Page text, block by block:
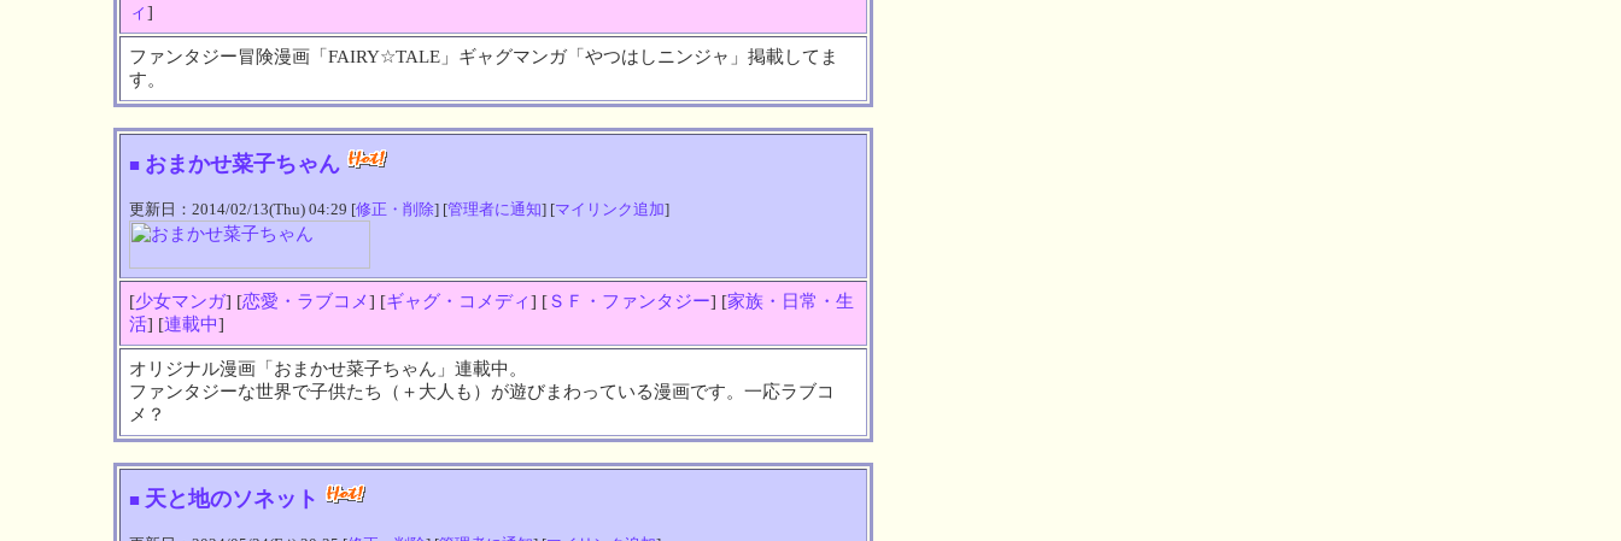
ィ]
ファンタジー冒険漫画「FAIRY☆TALE」ギャグマンガ「やつはしニンジャ」掲載してま
す。
■ おまかせ菜子ちゃん
更新日：2014/02/13(Thu) 04:29 [修正・削除] [管理者に通知] [マイリンク追加]
[少女マンガ] [恋愛・ラブコメ] [ギャグ・コメディ] [ＳＦ・ファンタジー] [家族・日常・生
活] [連載中]
オリジナル漫画「おまかせ菜子ちゃん」連載中。
ファンタジーな世界で子供たち（＋大人も）が遊びまわっている漫画です。一応ラブコ
メ？
■ 天と地のソネット